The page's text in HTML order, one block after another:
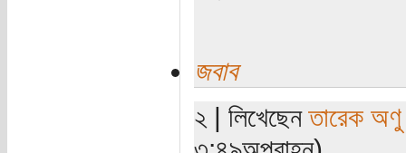
জবাব
২ | লিখেছেনতারেক অণু